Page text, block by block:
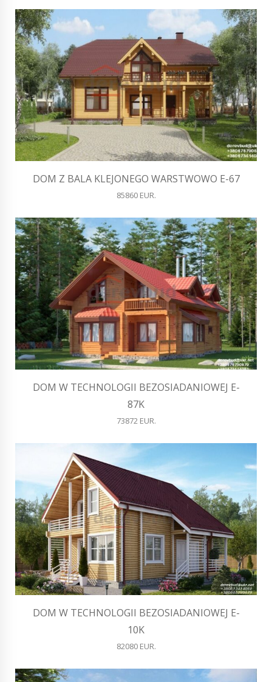
DOM Z BALA KLEJONEGO WARSTWOWO E-67
85860 EUR.
DOM W TECHNOLOGII BEZOSIADANIOWEJ E-
87K
73872 EUR.
DOM W TECHNOLOGII BEZOSIADANIOWEJ E-
10K
82080 EUR.